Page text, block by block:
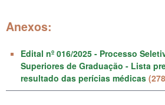
Anexos:
Edital nº 016/2025 - Processo
Superiores de Graduação - Lista
resultado das perícias médicas